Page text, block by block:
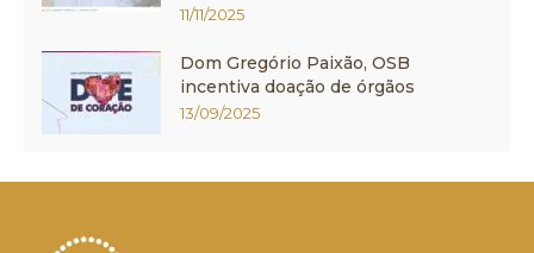
11/11/2025
Dom Gregório Paixão, OSB
incentiva doação de órgãos
13/09/2025